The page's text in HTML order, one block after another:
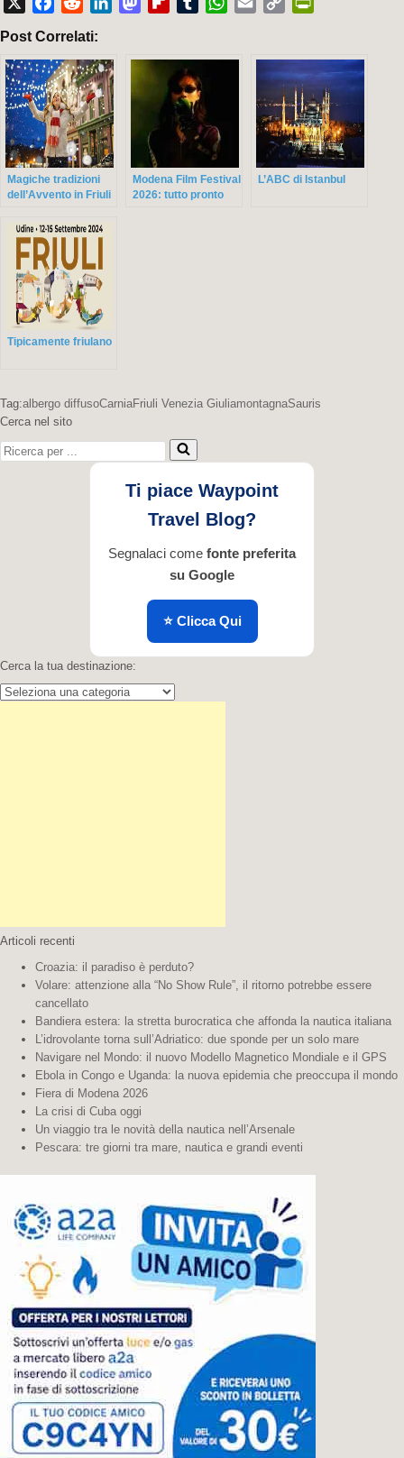
Post Correlati:
Magiche tradizioni
dell’Avvento in Friuli
Modena Film Festival
2026: tutto pronto
L’ABC di Istanbul
Tipicamente friulano
Tag:albergo diffusoCarniaFriuli Venezia GiuliamontagnaSauris
Cerca nel sito
Ricerca
per
Ti piace Waypoint
Travel Blog?
Segnalaci come fonte preferita
su Google
⭐ Clicca Qui
Cerca la tua destinazione:
Cerca
Articoli recenti
Croazia: il paradiso è perduto?
Volare: attenzione alla “No Show Rule”, il ritorno potrebbe essere
cancellato
Bandiera estera: la stretta burocratica che affonda la nautica italiana
L’idrovolante torna sull’Adriatico: due sponde per un solo mare
Navigare nel Mondo: il nuovo Modello Magnetico Mondiale e il GPS
Ebola in Congo e Uganda: la nuova epidemia che preoccupa il mondo
Fiera di Modena 2026
La crisi di Cuba oggi
Un viaggio tra le novità della nautica nell’Arsenale
Pescara: tre giorni tra mare, nautica e grandi eventi